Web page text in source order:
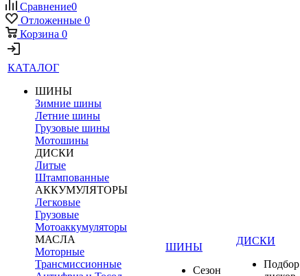
Сравнение0
Отложенные 0
Корзина 0
КАТАЛОГ
ШИНЫ
Зимние шины
Летние шины
Грузовые шины
Мотошины
ДИСКИ
Литые
Штампованные
АККУМУЛЯТОРЫ
Легковые
Грузовые
Мотоаккумуляторы
МАСЛА
Моторные
Трансмиссионные
ШИНЫ
Сезон
ДИСКИ
Подбор